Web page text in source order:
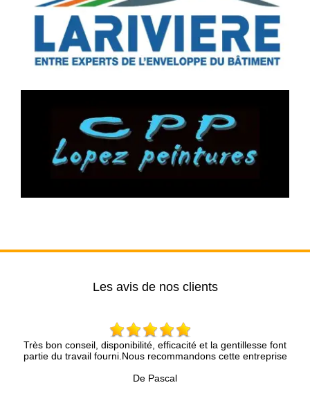
Les avis de nos clients
Entreprise très professionnelle. Nous avons pu avoir un rdv
rapidement, le devis et les réparations ont suivis. Travail soigné